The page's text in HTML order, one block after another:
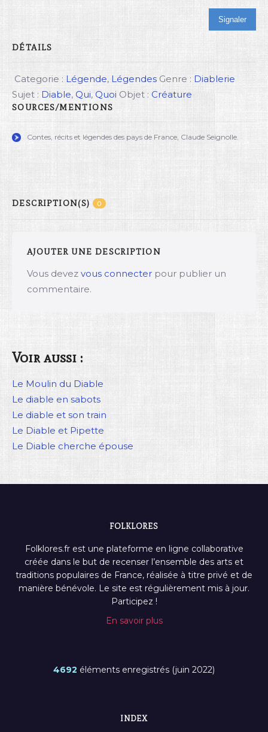
Signaler
DÉTAILS
Categorie : Légende, Légendes Genre : Diablerie
Sujet : Diable, Qui, Quoi Objet : Créature
SOURCES/MENTIONS
Contes, récits et légendes des pays de France, Claude Seignolle.
DESCRIPTION(S) 0
AJOUTER UNE DESCRIPTION
Vous devez vous connecter pour publier un
commentaire.
Voir aussi :
Le Moulin du Diable
Le diable en sabots
Le diable et son train
Le Diable et Pipette
Le Diable cherche épouse
FOLKLORES
Folklores.fr est une plateforme en ligne collaborative
créée dans le but de recenser l’ensemble des arts et
traditions populaires de France, réalisée à titre privé et de
manière bénévole. Le site est régulièrement mis à jour.
Participez !
En savoir plus
4692 éléments enregistrés (juin 2022)
INDEX